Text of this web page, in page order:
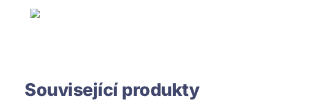
Související produkty